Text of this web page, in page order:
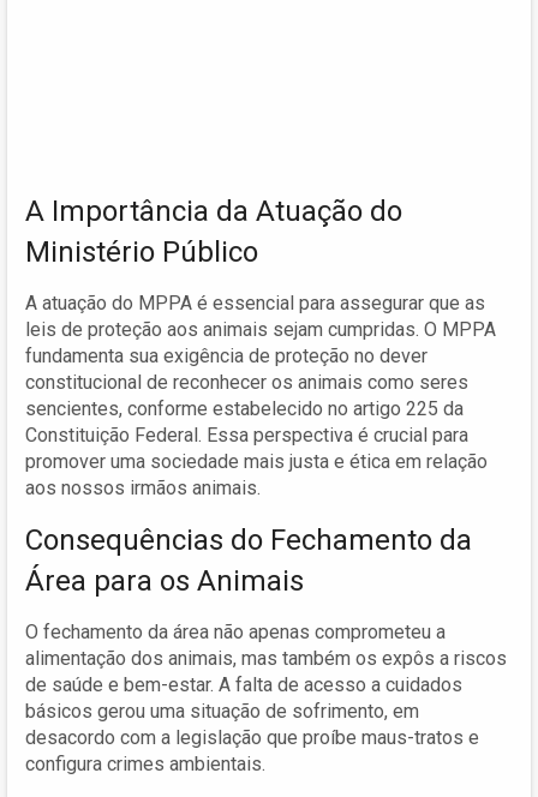
A Importância da Atuação do
Ministério Público
A atuação do MPPA é essencial para assegurar que as
leis de proteção aos animais sejam cumpridas. O MPPA
fundamenta sua exigência de proteção no dever
constitucional de reconhecer os animais como seres
sencientes, conforme estabelecido no artigo 225 da
Constituição Federal. Essa perspectiva é crucial para
promover uma sociedade mais justa e ética em relação
aos nossos irmãos animais.
Consequências do Fechamento da
Área para os Animais
O fechamento da área não apenas comprometeu a
alimentação dos animais, mas também os expôs a riscos
de saúde e bem-estar. A falta de acesso a cuidados
básicos gerou uma situação de sofrimento, em
desacordo com a legislação que proíbe maus-tratos e
configura crimes ambientais.